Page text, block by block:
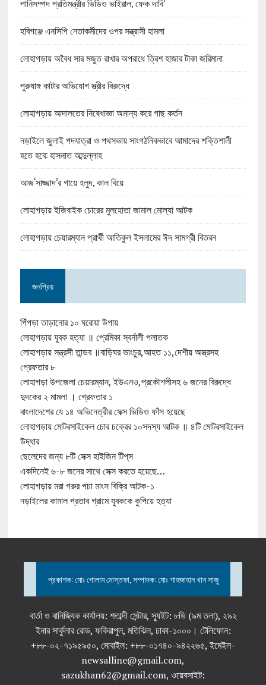
পানিসম্পদ প্রতিমন্ত্রীর ভিডিও ভাইরাল, ফেক দাবি’
হবিগঞ্জে এনসিপি নেতাকর্মীদের ওপর সন্ত্রাসী হামলা
লোহাগড়ায় অবৈধ সার মজুত রাখার অপরাধে ত্রিশ হাজার টাকা জরিমানা
পুরুষাঙ্গ কাটার অভিযোগ স্ত্রীর বিরুদ্ধে
লোহাগড়ায় আদালতের নিষেধাজ্ঞা অমান্য করে গাছ কর্তন
নড়াইলে জুলাই পদযাত্রা ও পথসভায় সাংগঠনিকভাবে আমাদের শক্তিশালী
হতে হবে: হাসনাত আব্দুল্লাহ
আজ‘সাজ্জাদ’র গায়ে হলুদ, কাল বিয়ে
লোহাগড়ায় ইজিবাইক চোরের মুলহোতা জামাল মোল্যা আটক
লোহাগড়ায় চেয়ারম্যান প্রার্থী আতিকুল ইসলামের ঈদ সামগ্রী বিতরন
জনপ্রিয়
পিঁপড়া তাড়ানোর ১০ ঘরোয়া উপায়
লোহাগড়ায় যুবক হত্যা ॥ প্রেমিকা স্বর্নালী পলাতক
লোহাগড়ায় সন্ত্রসী তান্ডব ॥বাড়িঘর ভাংচুর,আহত ১১,দেশীয় অস্ত্রসহ
গ্রেফতার ৮
লোহাগড়া উপজেলা চেয়ারম্যান, ইউএনও,প্রকৌশলীসহ ৬ জনের বিরুদ্ধে
দুদকের ২ মামলা । গ্রেফতার ১
বাংলাদেশের যে ১৪ অভিনেত্রীর সেক্স ভিডিও ফাঁস হয়েছে
লোহাগড়ায় মোটরসাইকেল চোর চক্রের ১০সদস্য আটক ॥ ৪টি মোটরসাইকেল
উদ্ধার
ছেলেদের জন্য ৮টি সেক্স হাইজিন টিপ্‌স
একদিনেই ৬-৮ জনের সাথে সেক্স করতে হয়েছে…
লোহাগড়ায় মরা গরুর পচা মাংস বিক্রি আটক-১
নড়াইলের কামাল প্রতাব গ্রামে যুবককে কুপিয়ে হত্যা
প্রকাশক: মোঃ গোলাম মোস্তফা, সম্পাদক: মোঃ শাহজাহান খান সাজু
বার্তা ও বানিজ্যিক কার্যালয়: শতাব্দী সেন্টার, স্যুইট: ৮ডি (৯ম তলা), ২৯২
ইনার সার্কুলার রোড, ফকিরাপুল, মতিঝিল, ঢাকা-১০০০। টেলিফোন:
+৮৮-০২-৭১৯৫৯৫০, মোবাইল: +৮৮-০১৭৪০-৯৪২২৬৫, ইমেইল-
newsalline@gmail.com,
sazukhan62@gmail.com, ওয়েবসাইট: